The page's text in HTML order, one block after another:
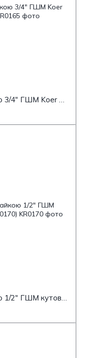
Кран з накидною гайкою 3/4" ГШМ Koer KR.220 (KR0165)
Кран з накидною гайкою 1/2" ГШМ кутовий Koer KR.221 (KR0170)